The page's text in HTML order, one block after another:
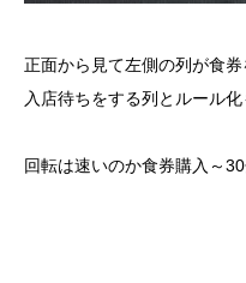
正面から見て左側の列が食
入店待ちをする列とルール化
回転は速いのか食券購入～